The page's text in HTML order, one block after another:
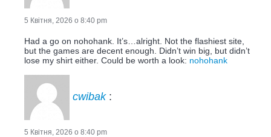
5 Квітня, 2026 о 8:40 pm
Had a go on nohohank. It’s…alright. Not the flashiest site,
but the games are decent enough. Didn’t win big, but didn’t
lose my shirt either. Could be worth a look: nohohank
cwibak :
5 Квітня, 2026 о 8:40 pm